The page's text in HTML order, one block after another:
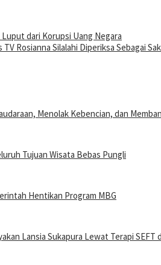
dari Korupsi Uang Negara
Rosianna Silalahi Diperiksa Sebagai
Menolak Kebencian, dan
Tujuan Wisata Bebas Pungli
Hentikan Program MBG
Lansia Sukapura Lewat Terapi SEFT